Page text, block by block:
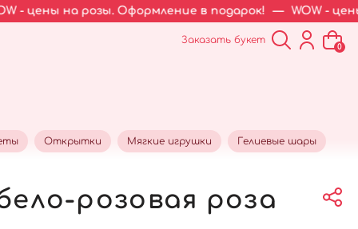
розы. Оформление в подарок! — WOW - цены на розы.
Заказать букет
0
Открытки Мягкие игрушки Гелиевые шары
розовая роза